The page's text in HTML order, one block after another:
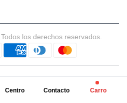
los derechos reservados.
Centro Contacto Carro